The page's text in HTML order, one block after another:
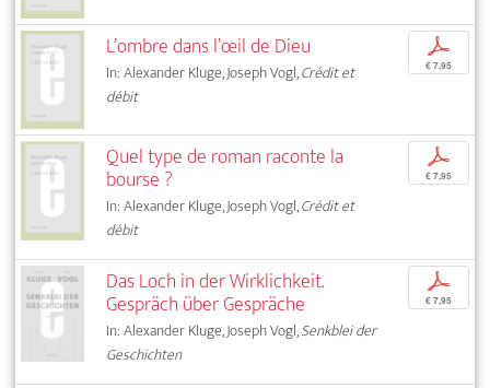
L’ombre dans l’œil de Dieu
In: Alexander Kluge, Joseph Vogl,Crédit et
débit
p
€ 7,95
Quel type de roman raconte la
bourse ?
In: Alexander Kluge, Joseph Vogl,Crédit et
débit
p
€ 7,95
Das Loch in der Wirklichkeit.
Gespräch über Gespräche
In: Alexander Kluge, Joseph Vogl,Senkblei der
Geschichten
p
€ 7,95